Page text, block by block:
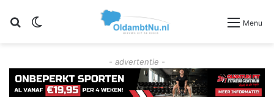
Zoeken Menu
- advertentie -